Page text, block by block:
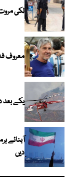
لکی
معروف
یکے بعد دیگرے 2 ہیلی کاپٹر
دیں